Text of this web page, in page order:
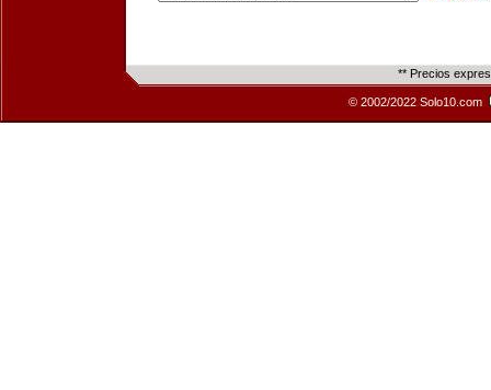
** Precios
© 2002/2022 Solo10.com